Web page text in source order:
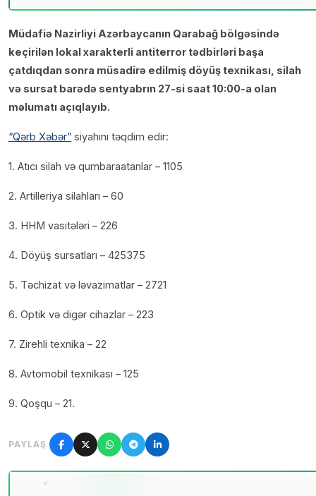
Müdafiə Nazirliyi Azərbaycanın Qarabağ bölgəsində
keçirilən lokal xarakterli antiterror tədbirləri başa
çatdıqdan sonra müsadirə edilmiş döyüş texnikası, silah
və sursat barədə sentyabrın 27-si saat 10:00-a olan
məlumatı açıqlayıb.
“Qərb Xəbər” siyahını təqdim edir:
1. Atıcı silah və qumbaraatanlar – 1105
2. Artilleriya silahları – 60
3. HHM vasitələri – 226
4. Döyüş sursatları – 425375
5. Təchizat və ləvazimatlar – 2721
6. Optik və digər cihazlar – 223
7. Zirehli texnika – 22
8. Avtomobil texnikası – 125
9. Qoşqu – 21.
PAYLAŞ